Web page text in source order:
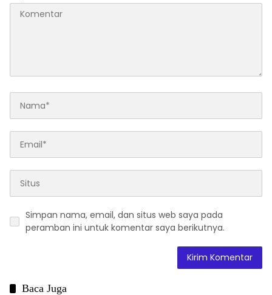
Simpan nama, email, dan situs web saya pada
peramban ini untuk komentar saya berikutnya.
Baca Juga